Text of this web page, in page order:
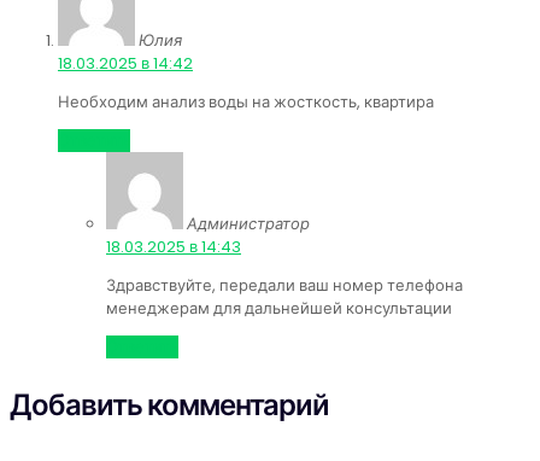
Юлия
18.03.2025 в 14:42
Необходим анализ воды на жосткость, квартира
Администратор
18.03.2025 в 14:43
Здравствуйте, передали ваш номер телефона
менеджерам для дальнейшей консультации
Добавить комментарий